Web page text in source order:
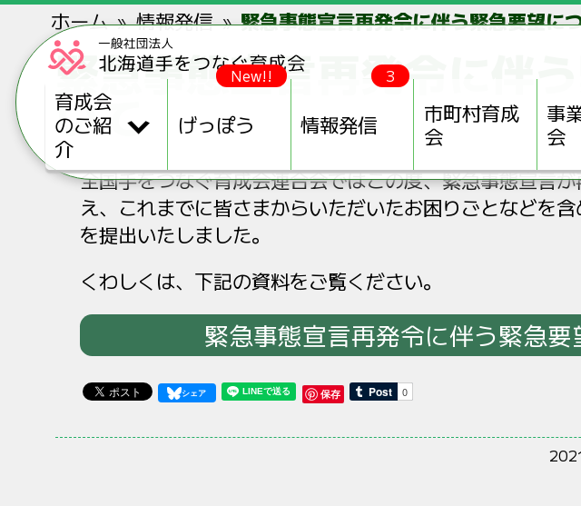
育成会
のご紹
介
New!!
げっぽう
3
情報発信
市町村育成
会
事
会
ホーム 情報発信 緊急事態宣言再発令に伴う緊急要望に
緊急事態宣言再発令に伴う
いて
全国手をつなぐ育成会連合会ではこの度、緊急事態宣言
え、これまでに皆さまからいただいたお困りごとなどを
を提出いたしました。
くわしくは、下記の資料をご覧ください。
緊急事態宣言再発令に伴う緊急要
保存